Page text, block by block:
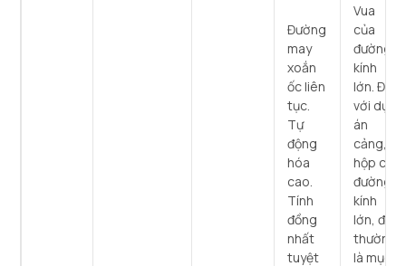
Đường
may
xoắn
ốc liên
tục.
Tự
động
hóa
cao.
Tính
đồng
nhất
tuyệt
Vua
của
đường
kính
lớn. Đối
với dự
án
cảng,
hộp có
đường
kính
lớn, đây
thường
là mục